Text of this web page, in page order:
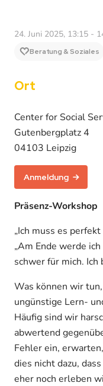
24. Juni 2025, 13:15 -
Beratung & Soziales
Ort
Center for Social
Gutenbergplatz 4
04103 Leipzig
Anmeldung
Präsenz-Workshop
„Ich muss es
„Am Ende werde
schwer für mich. Ich
Was können wir
ungünstige Lern-
Häufig sind wir
abwertend
Fehler ein,
dies nicht dazu,
eher noch erleben